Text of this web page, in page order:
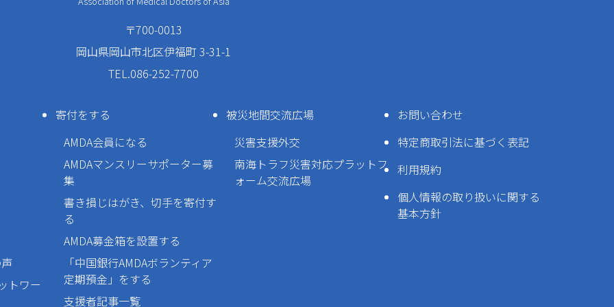
〒700-0013
岡山県岡山市北区伊福町 3-31-1
TEL.086-252-7700
トワー
寄付をする
AMDA会員になる
AMDAマンスリーサポーター募
集
書き損じはがき、切手を寄付す
る
AMDA募金箱を設置する
「中国銀行AMDAボランティア
定期預金」をする
支援者記事一覧
被災地間交流広場
災害支援外交
南海トラフ災害対応プラットフ
ォーム交流広場
お問い合わせ
特定商取引法に基づく表記
利用規約
個人情報の取り扱いに関する
基本方針